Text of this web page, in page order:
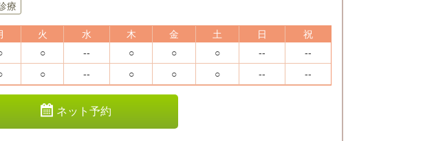
療
火 水 木 金 土 日
祝
○ -- ○ ○ ○ --
--
○ -- ○ ○ ○ -- --
ネット予約